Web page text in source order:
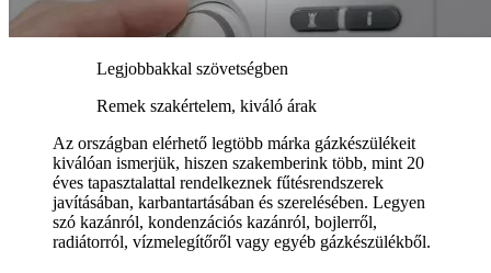
Legjobbakkal szövetségben
Remek szakértelem, kiváló árak
Az országban elérhető legtöbb márka gázkészülékeit
kiválóan ismerjük, hiszen szakemberink több, mint 20
éves tapasztalattal rendelkeznek fűtésrendszerek
javításában, karbantartásában és szerelésében. Legyen
szó kazánról, kondenzációs kazánról, bojlerről,
radiátorról, vízmelegítőről vagy egyéb gázkészülékből.